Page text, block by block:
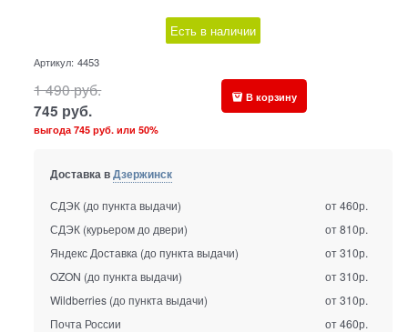
Есть в наличии
Артикул: 4453
1 490руб.
745 руб.
выгода745 руб. или50%
В корзину
Доставка вДзержинск
СДЭК (до пункта выдачи)
от 460р.
СДЭК (курьером до двери)
от 810р.
Яндекс Доставка (до пункта выдачи)
от 310р.
OZON (до пункта выдачи)
от 310р.
Wildberries (до пункта выдачи)
от 310р.
Почта России
от 460р.